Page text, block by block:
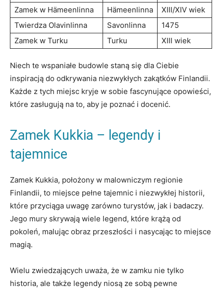
Zamek w Hämeenlinna
Hämeenlinna
XIII/XIV wiek
Twierdza Olavinlinna
Savonlinna
1475
Zamek w Turku
Turku XIII wiek
Niech te wspaniałe budowle staną się dla Ciebie
inspiracją⁢ do odkrywania niezwykłych zakątków Finlandii.⁣
Każde z⁤ tych miejsc kryje w sobie fascynujące opowieści,⁤
które​ zasługują na to, aby je ‌poznać i docenić.
Zamek Kukkia – legendy i
tajemnice
Zamek Kukkia, położony w malowniczym regionie
Finlandii, to miejsce pełne tajemnic⁣ i ⁣niezwykłej historii,
które przyciąga uwagę ⁤zarówno turystów, jak i badaczy.
Jego‌ mury skrywają wiele legend, które krążą od
pokoleń, malując obraz ⁣przeszłości i‍ nasycając ⁣to miejsce
magią.
Wielu zwiedzających uważa, ‌że w zamku nie tylko
historia, ale‌ także legendy ⁣niosą ze sobą pewne